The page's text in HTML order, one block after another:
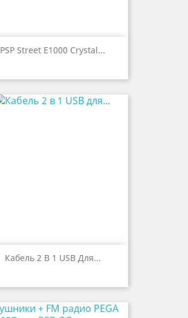
PSP Street E1000 Crystal...
Кабель 2 В 1 USB Для...